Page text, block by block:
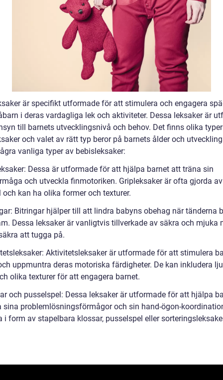
är specifikt utformade för att stimulera och engagera
i deras vardagliga lek och aktiviteter. Dessa leksaker är
till barnets utvecklingsnivå och behov. Det finns olika
och valet av rätt typ beror på barnets ålder och
vanliga typer av bebisleksaker:
Dessa är utformade för att hjälpa barnet att träna sin
och utveckla finmotoriken. Gripleksaker är ofta gjorda
och kan ha olika former och texturer.
Bitringar hjälper till att lindra babyns obehag när tänderna
Dessa leksaker är vanligtvis tillverkade av säkra och mjuka
att tugga på.
Aktivitetsleksaker är utformade för att stimulera
uppmuntra deras motoriska färdigheter. De kan inkludera
olika texturer för att engagera barnet.
och pusselspel: Dessa leksaker är utformade för att hjälpa
sina problemlösningsförmågor och sin hand-ögon-
i form av stapelbara klossar, pusselspel eller